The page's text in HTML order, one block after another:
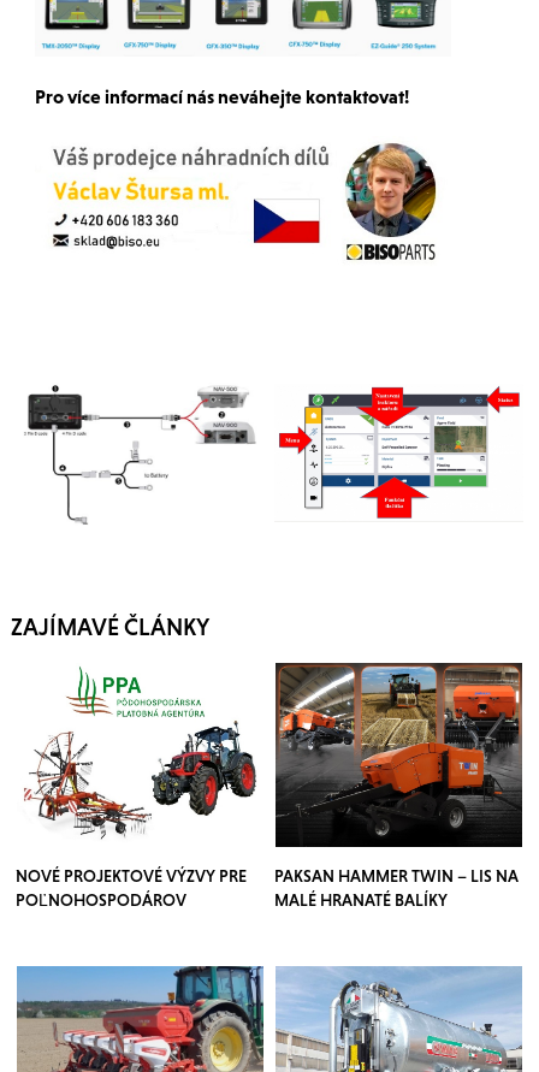
Pro více informací nás neváhejte kontaktovat!
ZAJÍMAVÉ ČLÁNKY
NOVÉ PROJEKTOVÉ VÝZVY PRE
POĽNOHOSPODÁROV
PAKSAN HAMMER TWIN – LIS NA
MALÉ HRANATÉ BALÍKY